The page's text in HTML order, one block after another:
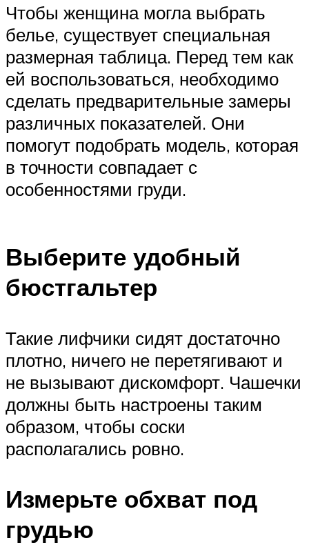
Чтобы женщина могла выбрать
белье, существует специальная
размерная таблица. Перед тем как
ей воспользоваться, необходимо
сделать предварительные замеры
различных показателей. Они
помогут подобрать модель, которая
в точности совпадает с
особенностями груди.
Выберите удобный
бюстгальтер
Такие лифчики сидят достаточно
плотно, ничего не перетягивают и
не вызывают дискомфорт. Чашечки
должны быть настроены таким
образом, чтобы соски
располагались ровно.
Измерьте обхват под
грудью